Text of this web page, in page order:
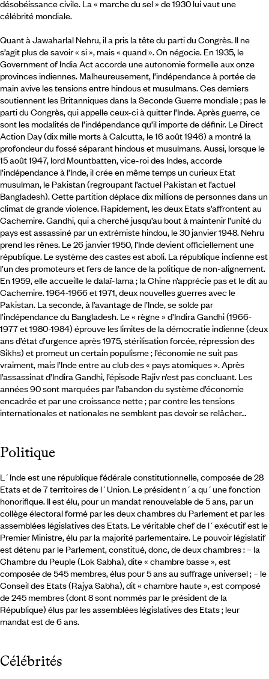
désobéissance civile. La « marche du sel » de 1930 lui vaut une
célébrité mondiale.
Quant à Jawaharlal Nehru, il a pris la tête du parti du Congrès. Il ne
s’agit plus de savoir « si », mais « quand ». On négocie. En 1935, le
Government of India Act accorde une autonomie formelle aux onze
provinces indiennes. Malheureusement, l’indépendance à portée de
main avive les tensions entre hindous et musulmans. Ces derniers
soutiennent les Britanniques dans la Seconde Guerre mondiale ; pas le
parti du Congrès, qui appelle ceux-ci à quitter l’Inde. Après guerre, ce
sont les modalités de l’indépendance qu’il importe de définir. Le Direct
Action Day (dix mille morts à Calcutta, le 16 août 1946) a montré la
profondeur du fossé séparant hindous et musulmans. Aussi, lorsque le
15 août 1947, lord Mountbatten, vice-roi des Indes, accorde
l’indépendance à l’Inde, il crée en même temps un curieux Etat
musulman, le Pakistan (regroupant l’actuel Pakistan et l’actuel
Bangladesh). Cette partition déplace dix millions de personnes dans un
climat de grande violence. Rapidement, les deux Etats s’affrontent au
Cachemire. Gandhi, qui a cherché jusqu’au bout à maintenir l’unité du
pays est assassiné par un extrémiste hindou, le 30 janvier 1948. Nehru
prend les rênes. Le 26 janvier 1950, l’Inde devient officiellement une
république. Le système des castes est aboli. La république indienne est
l’un des promoteurs et fers de lance de la politique de non-alignement.
En 1959, elle accueille le dalaï-lama ; la Chine n’apprécie pas et le dit au
Cachemire. 1964-1966 et 1971, deux nouvelles guerres avec le
Pakistan. La seconde, à l’avantage de l’Inde, se solde par
l’indépendance du Bangladesh. Le « règne » d’Indira Gandhi (1966-
1977 et 1980-1984) éprouve les limites de la démocratie indienne (deux
ans d’état d’urgence après 1975, stérilisation forcée, répression des
Sikhs) et promeut un certain populisme ; l’économie ne suit pas
vraiment, mais l’Inde entre au club des « pays atomiques ». Après
l’assassinat d’Indira Gandhi, l’épisode Rajiv n’est pas concluant. Les
années 90 sont marquées par l’abandon du système d’économie
encadrée et par une croissance nette ; par contre les tensions
internationales et nationales ne semblent pas devoir se relâcher…
Politique
L´Inde est une république fédérale constitutionnelle, composée de 28
Etats et de 7 territoires de l´Union. Le président n´a qu´une fonction
honorifique. Il est élu, pour un mandat renouvelable de 5 ans, par un
collège électoral formé par les deux chambres du Parlement et par les
assemblées législatives des Etats. Le véritable chef de l´exécutif est le
Premier Ministre, élu par la majorité parlementaire. Le pouvoir législatif
est détenu par le Parlement, constitué, donc, de deux chambres : – la
Chambre du Peuple (Lok Sabha), dite « chambre basse », est
composée de 545 membres, élus pour 5 ans au suffrage universel ; – le
Conseil des Etats (Rajya Sabha), dit « chambre haute », est composé
de 245 membres (dont 8 sont nommés par le président de la
République) élus par les assemblées législatives des Etats ; leur
mandat est de 6 ans.
Célébrités